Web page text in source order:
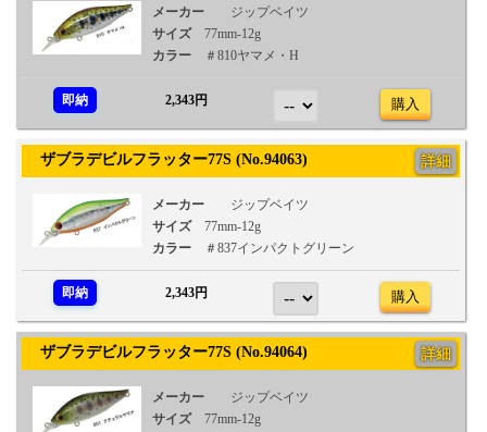
メーカー
ジップベイツ
サイズ
77mm-12g
カラー
＃810ヤマメ・H
即納 2,343円 購入
ザブラデビルフラッター77S (No.94063) 詳細
メーカー
ジップベイツ
サイズ
77mm-12g
カラー
＃837インパクトグリーン
即納 2,343円 購入
ザブラデビルフラッター77S (No.94064) 詳細
メーカー
ジップベイツ
サイズ
77mm-12g